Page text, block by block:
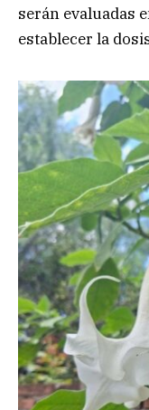
serán evaluadas
establecer la